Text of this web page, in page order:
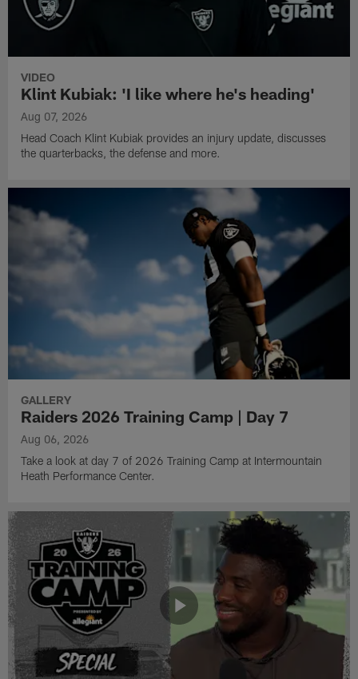
VIDEO
Klint Kubiak: 'I like where he's heading'
Aug 07, 2026
Head Coach Klint Kubiak provides an injury update, discusses
the quarterbacks, the defense and more.
GALLERY
Raiders 2026 Training Camp | Day 7
Aug 06, 2026
Take a look at day 7 of 2026 Training Camp at Intermountain
Heath Performance Center.